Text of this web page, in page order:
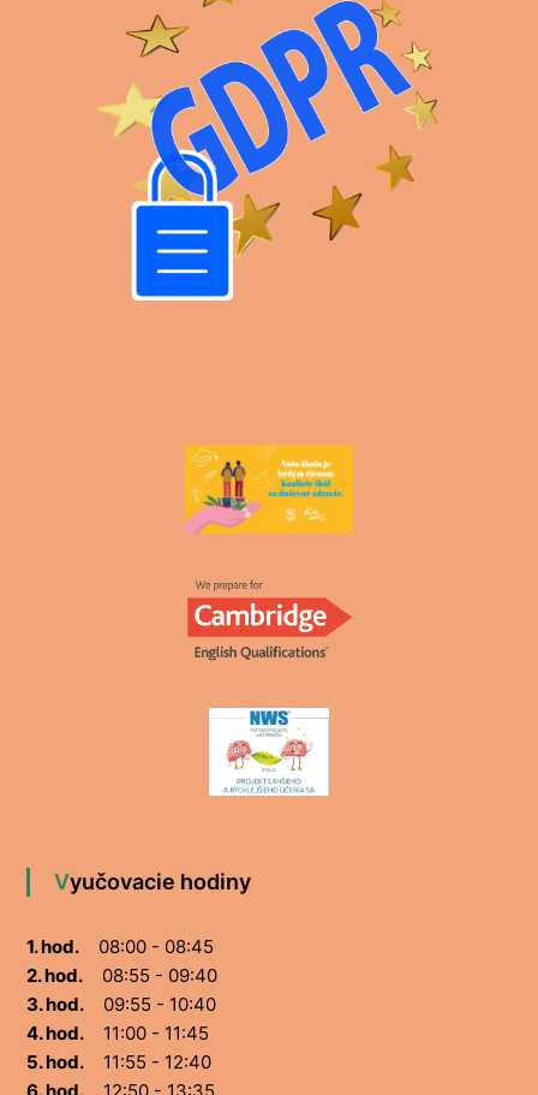
Vyučovacie hodiny
1. hod.08:00 - 08:45
2. hod.08:55 - 09:40
3. hod.09:55 - 10:40
4. hod.11:00 - 11:45
5. hod.11:55 - 12:40